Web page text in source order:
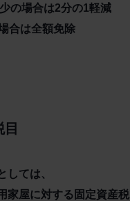
の場合は2分の1軽減
合は全額免除
しては、
家屋に対する固定資産税